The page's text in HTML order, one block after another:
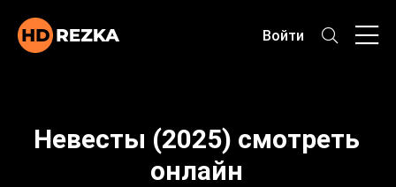
Войти
Невесты (2025) смотреть
онлайн